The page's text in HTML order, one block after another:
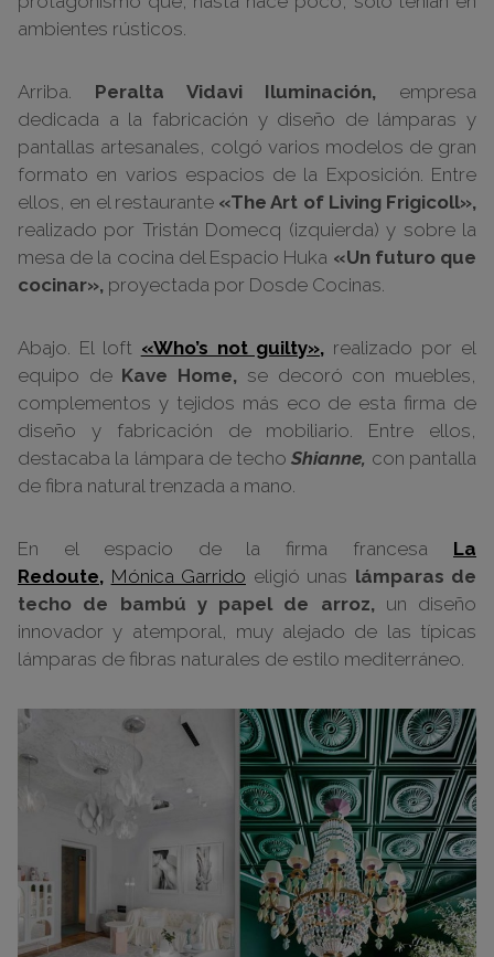
ambientes rústicos.
Arriba. Peralta Vidavi Iluminación, empresa
dedicada a la fabricación y diseño de lámparas y
pantallas artesanales, colgó varios modelos de gran
formato en varios espacios de la Exposición. Entre
ellos, en el restaurante «The Art of Living Frigicoll»,
realizado por Tristán Domecq (izquierda) y sobre la
mesa de la cocina del Espacio Huka «Un futuro que
cocinar», proyectada por Dosde Cocinas.
Abajo. El loft «Who’s not guilty», realizado por el
equipo de Kave Home, se decoró con muebles,
complementos y tejidos más eco de esta firma de
diseño y fabricación de mobiliario. Entre ellos,
destacaba la lámpara de techoShianne, con pantalla
de fibra natural trenzada a mano.
En el espacio de la firma francesa La
Redoute, Mónica Garrido eligió unas lámparas de
techo de bambú y papel de arroz,un diseño
innovador y atemporal, muy alejado de las típicas
lámparas de fibras naturales de estilo mediterráneo.